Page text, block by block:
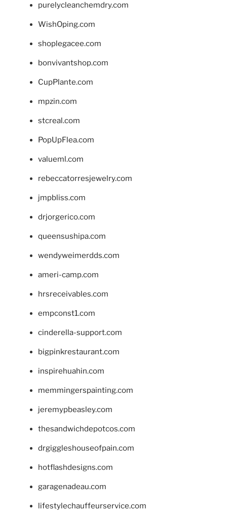
purelycleanchemdry.com
WishOping.com
shoplegacee.com
bonvivantshop.com
CupPlante.com
mpzin.com
stcreal.com
PopUpFlea.com
valueml.com
rebeccatorresjewelry.com
jmpbliss.com
drjorgerico.com
queensushipa.com
wendyweimerdds.com
ameri-camp.com
hrsreceivables.com
empconst1.com
cinderella-support.com
bigpinkrestaurant.com
inspirehuahin.com
memmingerspainting.com
jeremypbeasley.com
thesandwichdepotcos.com
drgiggleshouseofpain.com
hotflashdesigns.com
garagenadeau.com
lifestylechauffeurservice.com